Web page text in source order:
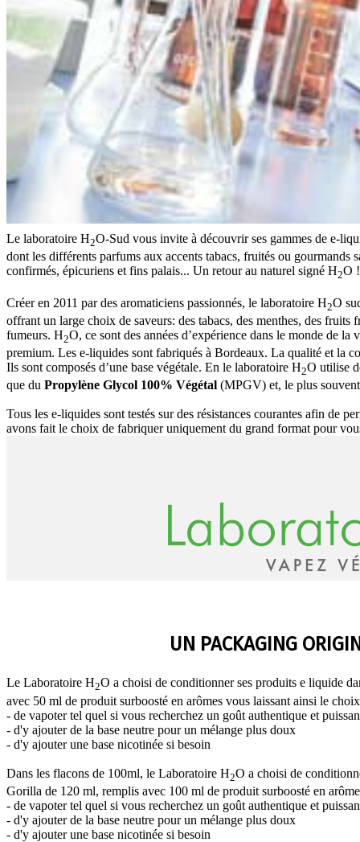
Le laboratoire H2O-Sud vous invite à découvrir ses gammes de e-
dont les différents parfums aux accents tabacs, fruités ou gourmands
confirmés, épicuriens et fins palais... Un retour au naturel signé H2O !
Créer en 2011 par des aromaticiens passionnés, le laboratoire H2O
offrant un large choix de saveurs: des tabacs, des menthes, des
fumeurs. H2O, ce sont des années d’expérience dans le monde de
premium. Les e-liquides sont fabriqués à Bordeaux. La qualité et la
Ils sont composés d’une base végétale. En le laboratoire H2O utilise
que du Propylène Glycol 100% Végétal (MPGV) et, le plus
Tous les e-liquides sont testés sur des résistances courantes afin de
avons fait le choix de fabriquer uniquement du grand format pour
UN PACKAGING
Le Laboratoire H2O a choisi de conditionner ses produits e liquide
avec 50 ml de produit surboosté en arômes vous laissant ainsi le
- de vapoter tel quel si vous recherchez un goût authentique et
- d'y ajouter de la base neutre pour un mélange plus doux
- d'y ajouter une base nicotinée si besoin
Dans les flacons de 100ml, le Laboratoire H2O a choisi de
Gorilla de 120 ml, remplis avec 100 ml de produit surboosté en
- de vapoter tel quel si vous recherchez un goût authentique et
- d'y ajouter de la base neutre pour un mélange plus doux
- d'y ajouter une base nicotinée si besoin